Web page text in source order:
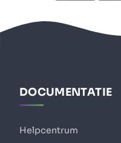
DOCUMENTATIE
Helpcentrum